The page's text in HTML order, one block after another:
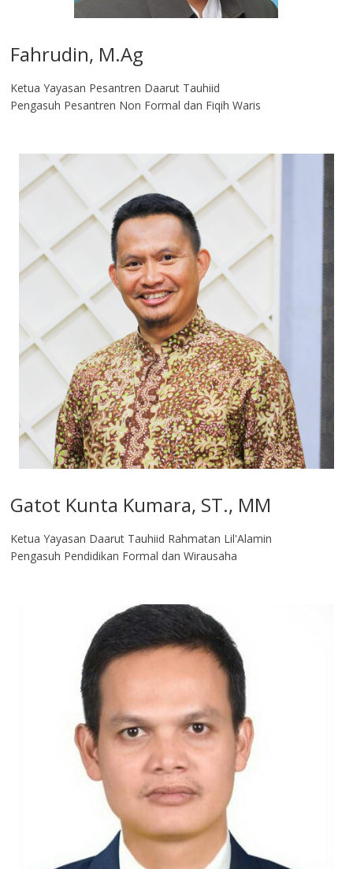
Fahrudin, M.Ag​
Ketua Yayasan Pesantren Daarut Tauhiid
Pengasuh Pesantren Non Formal dan Fiqih Waris
Gatot Kunta Kumara, ST., MM
Ketua Yayasan Daarut Tauhiid Rahmatan Lil'Alamin
Pengasuh Pendidikan Formal dan Wirausaha